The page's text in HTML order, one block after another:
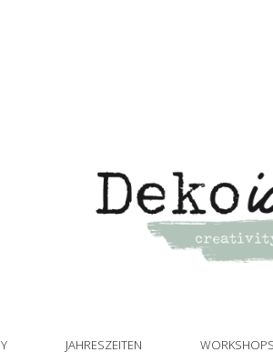
JAHRESZEITEN WORKSHOPS